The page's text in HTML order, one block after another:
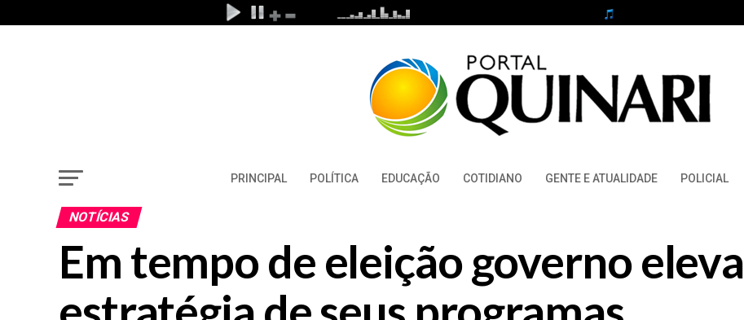
PRINCIPAL POLÍTICA EDUCAÇÃO COTIDIANO GENTE E ATUALIDADE POLICIAL
NOTÍCIAS
Em tempo de eleição governo eleva